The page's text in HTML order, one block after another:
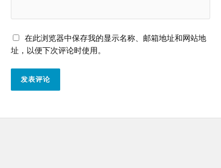
在此浏览器中保存我的显示名称、邮箱地址和网站地
址，以便下次评论时使用。